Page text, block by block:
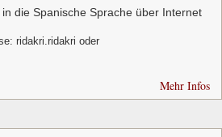
die Spanische Sprache über Internet
ridakri.ridakri oder
Mehr Infos